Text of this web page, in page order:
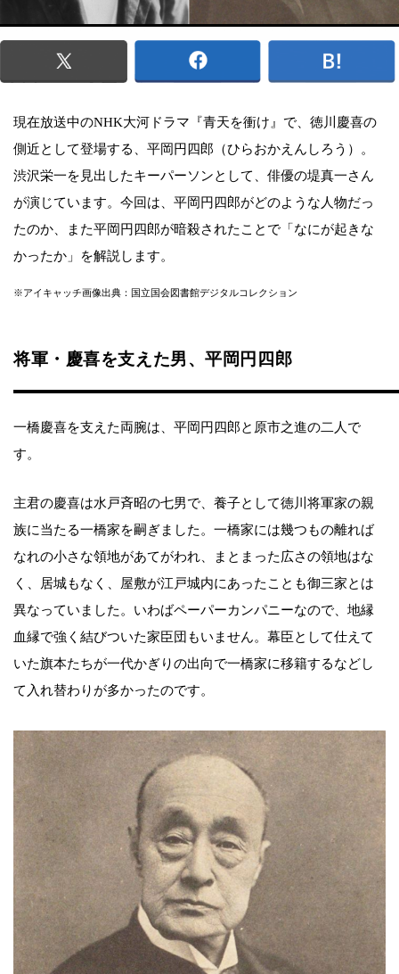
現在放送中のNHK大河ドラマ『青天を衝け』で、徳川慶喜の
側近として登場する、平岡円四郎（ひらおかえんしろう）。
渋沢栄一を見出したキーパーソンとして、俳優の堤真一さん
が演じています。今回は、平岡円四郎がどのような人物だっ
たのか、また平岡円四郎が暗殺されたことで「なにが起きな
かったか」を解説します。
※アイキャッチ画像出典：国立国会図書館デジタルコレクション
将軍・慶喜を支えた男、平岡円四郎
一橋慶喜を支えた両腕は、平岡円四郎と原市之進の二人で
す。
主君の慶喜は水戸斉昭の七男で、養子として徳川将軍家の親
族に当たる一橋家を嗣ぎました。一橋家には幾つもの離れば
なれの小さな領地があてがわれ、まとまった広さの領地はな
く、居城もなく、屋敷が江戸城内にあったことも御三家とは
異なっていました。いわばペーパーカンパニーなので、地縁
血縁で強く結びついた家臣団もいません。幕臣として仕えて
いた旗本たちが一代かぎりの出向で一橋家に移籍するなどし
て入れ替わりが多かったのです。